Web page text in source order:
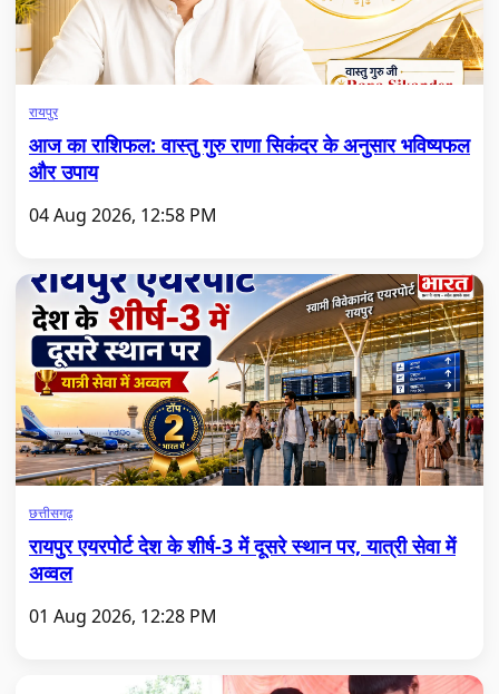
रायपुर
आज का राशिफल: वास्तु गुरु राणा सिकंदर के अनुसार भविष्यफल
और उपाय
04 Aug 2026, 12:58 PM
छत्तीसगढ़
रायपुर एयरपोर्ट देश के शीर्ष-3 में दूसरे स्थान पर, यात्री सेवा में
अव्वल
01 Aug 2026, 12:28 PM